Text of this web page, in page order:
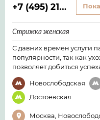
+7 (495) 21...
Стрижка женская
С давних времен услуги
популярности, так как
позволяет добиться
Новослободская
Достоевская
Москва,